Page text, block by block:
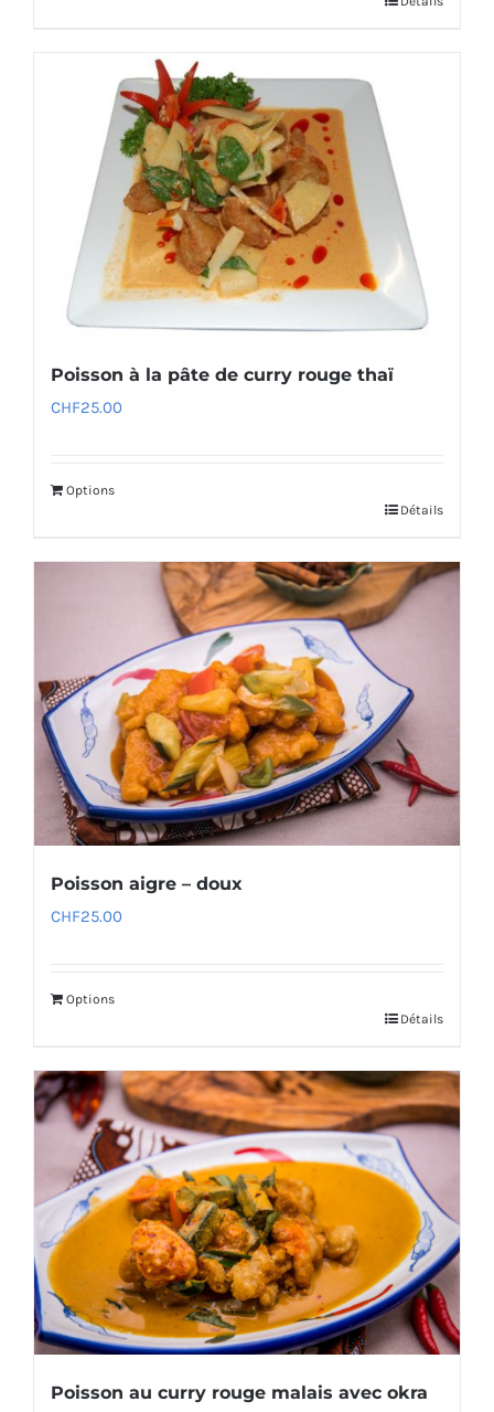
Poisson à la pâte de curry rouge thaï
CHF25.00
Options
Détails
Poisson aigre – doux
CHF25.00
Options
Détails
Poisson au curry rouge malais avec okra